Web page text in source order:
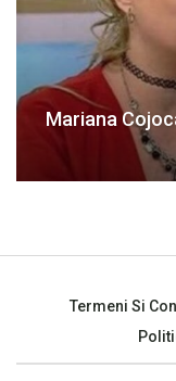
Mariana
Termeni Si